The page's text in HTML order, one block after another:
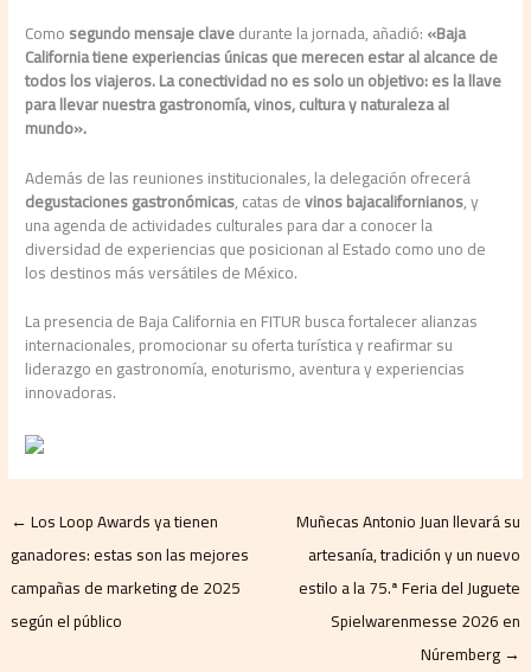
Comosegundo mensaje clavedurante la jornada, añadió:«Baja
California tiene experiencias únicas que merecen estar al alcance de
todos los viajeros. La conectividad no es solo un objetivo: es la llave
para llevar nuestra gastronomía, vinos, cultura y naturaleza al
mundo».
Además de las reuniones institucionales, la delegación ofrecerá
degustaciones gastronómicas, catas devinos bajacalifornianos, y
una agenda de actividades culturales para dar a conocer la
diversidad de experiencias que posicionan al Estado como uno de
los destinos más versátiles de México.
La presencia de Baja California en FITUR busca fortalecer alianzas
internacionales, promocionar su oferta turística y reafirmar su
liderazgo en gastronomía, enoturismo, aventura y experiencias
innovadoras.
←Los Loop Awards ya tienen
ganadores: estas son las mejores
campañas de marketing de 2025
según el público
Muñecas Antonio Juan llevará su
artesanía, tradición y un nuevo
estilo a la 75.ª Feria del Juguete
Spielwarenmesse 2026 en
Núremberg→